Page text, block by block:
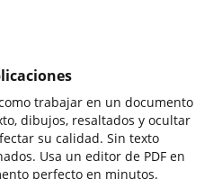
trabajar en un documento
dibujos, resaltados y ocultar
su calidad. Sin texto
Usa un editor de PDF en
perfecto en minutos.